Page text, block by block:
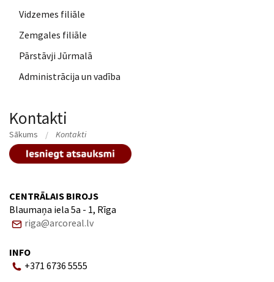
Uzņēmums
Kontakti
Vidzemes filiāle
Zemgales filiāle
Pārstāvji Jūrmalā
Administrācija un vadība
Kontakti
Sākums Kontakti
CENTRĀLAIS BIROJS
Blaumaņa iela 5a - 1, Rīga
riga@arcoreal.lv
INFO
+371 6736 5555